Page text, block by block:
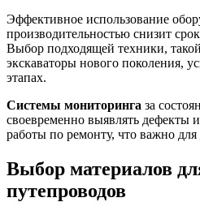
Эффективное использование
производительностью снизит
Выбор подходящей техники,
экскаваторы нового поколения,
этапах.
Системы мониторинга за
своевременно выявлять дефекты
работы по ремонту, что важно для
Выбор материалов
путепроводов